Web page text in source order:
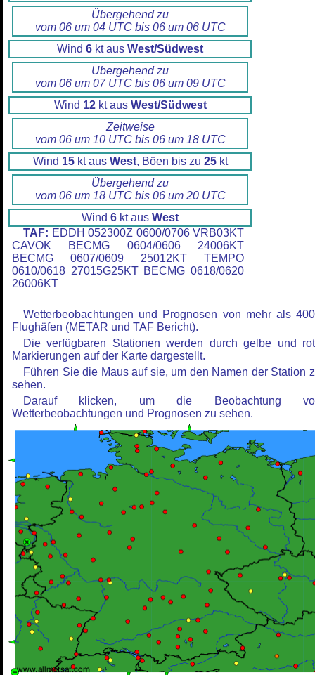
Übergehend zu
vom 06 um 04 UTC bis 06 um 06 UTC
Wind 6 kt aus West/Südwest
Übergehend zu
vom 06 um 07 UTC bis 06 um 09 UTC
Wind 12kt aus West/Südwest
Zeitweise
vom 06 um 10 UTC bis 06 um 18 UTC
Wind 15kt aus West, Böen bis zu 25kt
Übergehend zu
vom 06 um 18 UTC bis 06 um 20 UTC
Wind 6 kt aus West
TAF: EDDH 052300Z 0600/0706 VRB03KT
CAVOK BECMG 0604/0606 24006KT
BECMG 0607/0609 25012KT TEMPO
0610/0618 27015G25KT BECMG 0618/0620
26006KT
Wetterbeobachtungen und Prognosen von mehr als
Flughäfen (METAR und TAF Bericht).
Die verfügbaren Stationen werden durch gelbe und
Markierungen auf der Karte dargestellt.
Führen Sie die Maus auf sie, um den Namen der Station
sehen.
Darauf klicken, um die Beobachtung
Wetterbeobachtungen und Prognosen zu sehen.